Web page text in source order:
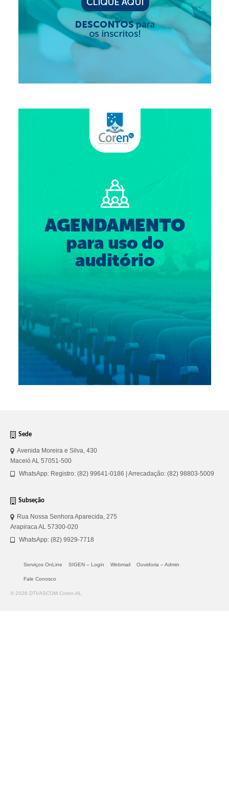
Resoluções
Desagravo Público
Processos Éticos
Censura Pública
Procedimento para registro
Valores dos serviços
Reserva de auditório
Notícias
Ouvidoria
Fale Conosco
NEP
Sede
Avenida Moreira e Silva, 430
Maceió AL 57051-500
WhatsApp: Registro: (82) 99641-0186 | Arrecadação: (82) 98803-5009
Subseção
Rua Nossa Senhora Aparecida, 275
Arapiraca AL 57300-020
WhatsApp: (82) 9929-7718
Serviços OnLine SIGEN – Login Webmail Ouvidoria – Admin
Fale Conosco
© 2026 DTI/ASCOM Coren-AL